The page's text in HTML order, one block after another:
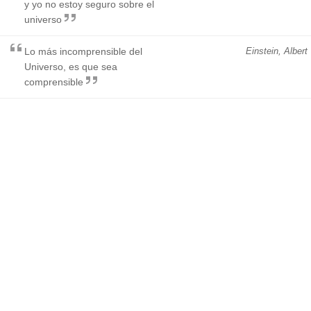
y yo no estoy seguro sobre el
universo
Einstein, Albert
Lo más incomprensible del
Universo, es que sea
comprensible